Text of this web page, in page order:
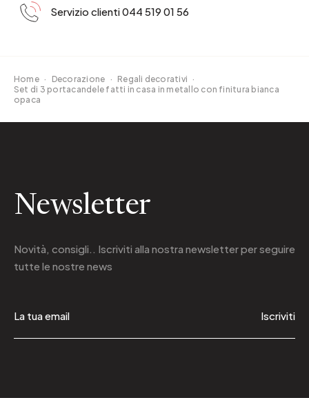
Servizio clienti 044 519 01 56
Home · Decorazione · Regali decorativi ·
Set di 3 portacandele fatti in casa in metallo con finitura bianca
opaca
Newsletter
Novità, consigli.. Iscriviti alla nostra newsletterper seguire
tutte le nostre news
Iscriviti